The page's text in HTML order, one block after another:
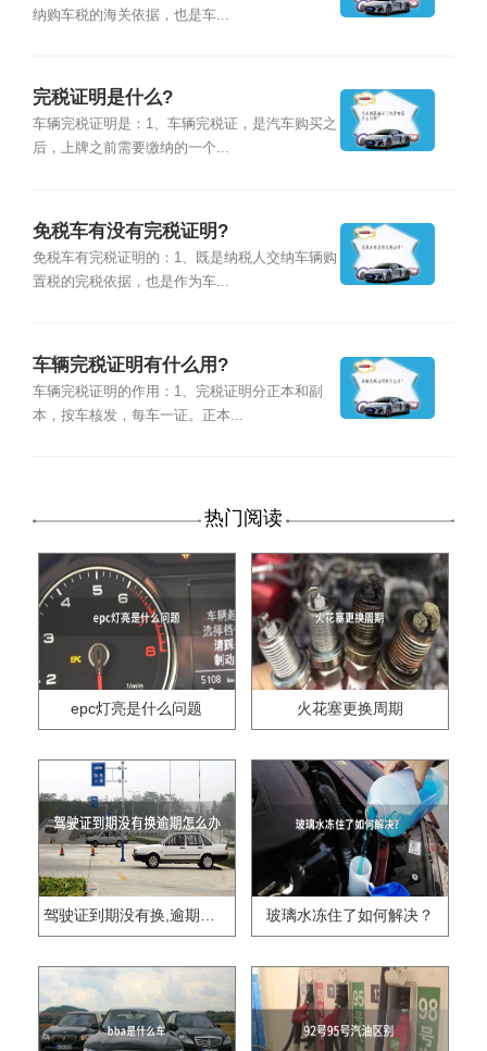
纳购车税的海关依据，也是车...
完税证明是什么?
车辆完税证明是：1、车辆完税证，是汽车购买之
后，上牌之前需要缴纳的一个...
免税车有没有完税证明?
免税车有完税证明的：1、既是纳税人交纳车辆购
置税的完税依据，也是作为车...
车辆完税证明有什么用?
车辆完税证明的作用：1、完税证明分正本和副
本，按车核发，每车一证。正本...
热门阅读
epc灯亮是什么问题 火花塞更换周期
驾驶证到期没有换,逾期怎么办?? 玻璃水冻住了如何解决？